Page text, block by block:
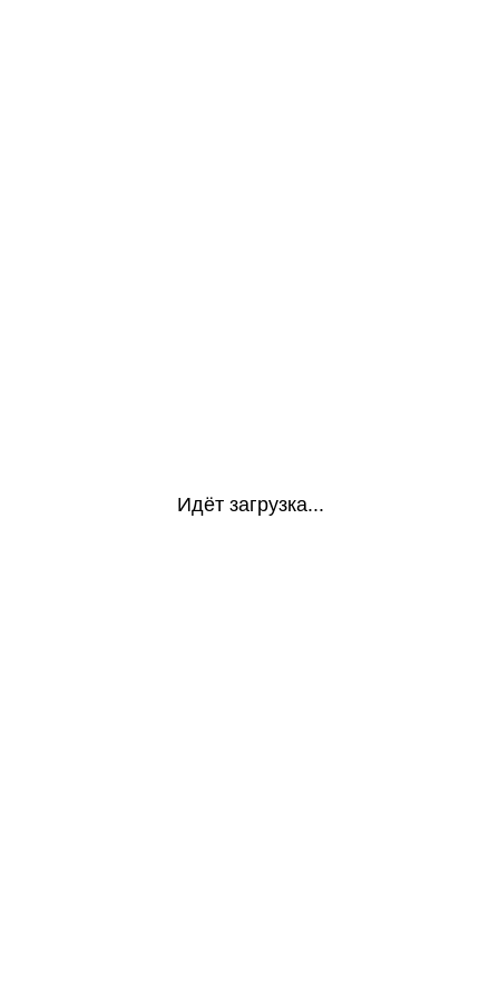
Идёт загрузка...